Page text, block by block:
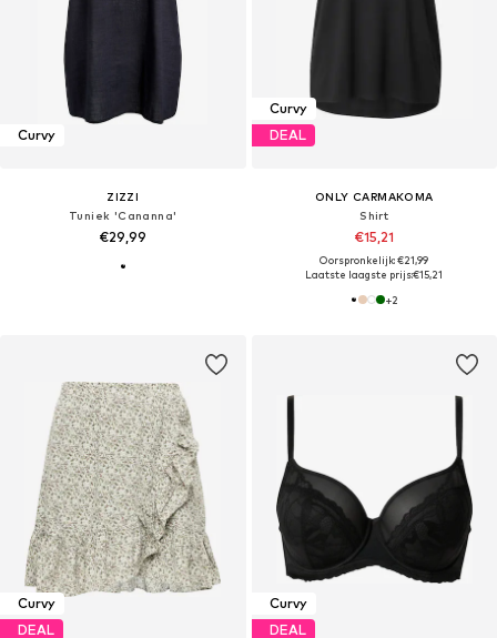
Curvy
ZIZZI
Tuniek 'Cananna'
€29,99
Curvy
DEAL
ONLY CARMAKOMA
Shirt
€15,21
Oorspronkelijk: €21,99
Laatste laagste prijs:€15,21
+2
Curvy
DEAL
Curvy
DEAL